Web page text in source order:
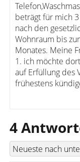
beträgt für mich
nach den
Wohnraum bis
Monates. Meine
1. ich möchte
auf Erfüllung des
frühestens
4